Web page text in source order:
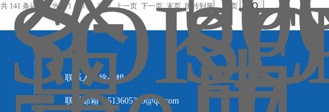
共 141 条记录，当前 1 / 10 页 首页 上一页 下一页 末页 跳转到第 页
联系人：徐小姐
联系邮箱：513605359@qq.com